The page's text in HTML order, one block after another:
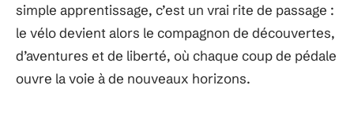
simple apprentissage, c’est un vrai rite de passage :
le vélo devient alors le compagnon de découvertes,
d’aventures et de liberté, où chaque coup de pédale
ouvre la voie à de nouveaux horizons.